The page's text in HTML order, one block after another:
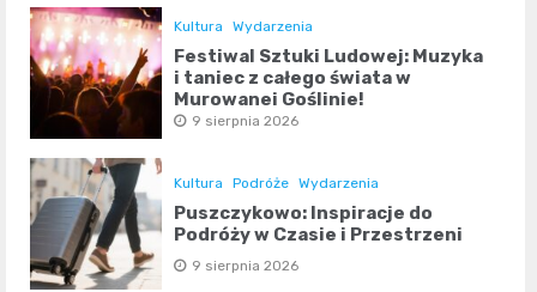
Kultura Wydarzenia
Festiwal Sztuki Ludowej: Muzyka
i taniec z całego świata w
Murowanej Goślinie!
9 sierpnia 2026
Kultura Podróże Wydarzenia
Puszczykowo: Inspiracje do
Podróży w Czasie i Przestrzeni
9 sierpnia 2026